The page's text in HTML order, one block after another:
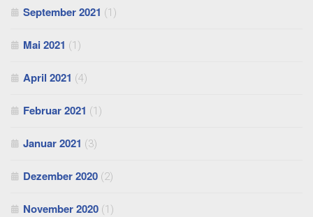
September 2021 (1)
Mai 2021 (1)
April 2021 (4)
Februar 2021 (1)
Januar 2021 (3)
Dezember 2020 (2)
November 2020 (1)